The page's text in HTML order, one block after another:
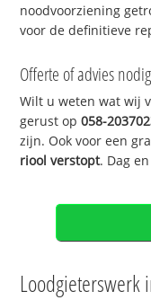
noodvoorziening
voor de definitieve
Offerte of advies
Wilt u weten wat wij
gerust op058-
zijn. Ook voor een
riool verstopt. Dag